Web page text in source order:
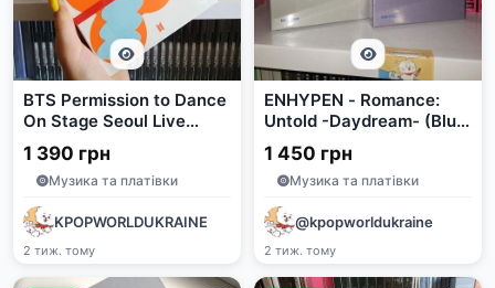
BTS Permission to Dance
On Stage Seoul Live
Versions (Contact, On
Stage) Album
1 390 грн
Музика та платівки
KPOPWORLDUKRAINE
2 тиж. тому
ENHYPEN - Romance:
Untold -Daydream- (Blue
Noon, White Midnight)
1 450 грн
Музика та платівки
@kpopworldukraine
2 тиж. тому